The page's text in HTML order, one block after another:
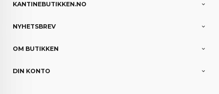
KANTINEBUTIKKEN.NO
NYHETSBREV
OM BUTIKKEN
DIN KONTO